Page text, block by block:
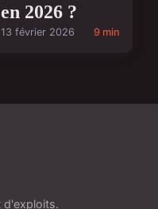
en 2026 ?
13 février 2026 9 min
d'exploits.